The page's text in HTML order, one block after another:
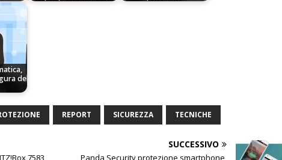
del
REPORT SICUREZZA TECNICHE
7583
SUCCESSIVO
Panda Security protezione smartphone,